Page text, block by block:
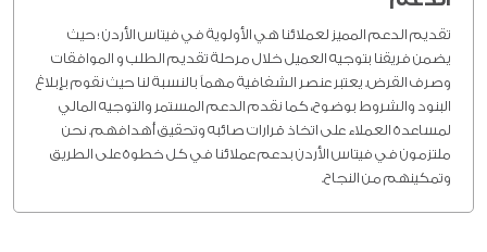
تقديم الدعم المميز لعملائنا هي الأولوية في فيتاس الأردن ؛ حيث
يضمن فريقنا بتوجيه العميل خلال مرحلة تقديم الطلب و الموافقات
وصرف القرض. يعتبر عنصر الشفافية مهماً بالنسبة لنا حيث نقوم بإبلاغ
البنود والشروط بوضوح، كما نقدم الدعم المستمر والتوجيه المالي
لمساعدة العملاء على اتخاذ قرارات صائبه وتحقيق أهدافهم. نحن
ملتزمون في فيتاس الأردن بدعم عملائنا في كل خطوة على الطريق
وتمكينهم من النجاح.